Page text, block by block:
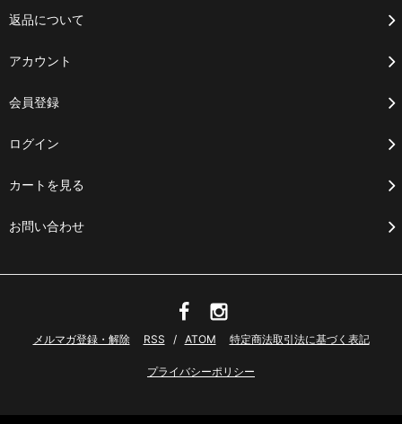
返品について
アカウント
会員登録
ログイン
カートを見る
お問い合わせ
メルマガ登録・解除 RSS / ATOM 特定商法取引法に基づく表記
プライバシーポリシー